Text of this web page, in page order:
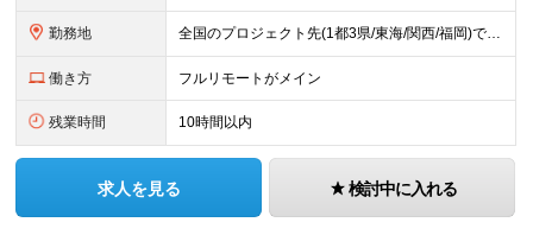
勤務地 全国のプロジェクト先(1都3県/東海/関西/福岡)での勤務となります。 ★全国から参画可能な案件あり！ ★リモートワーク・リモート併用・常駐案件すべてあり！ ★転居を伴う転勤はナシ ┗1人1人の働き
働き方 フルリモートがメイン
残業時間 10時間以内
求人を見る 検討中に入れる